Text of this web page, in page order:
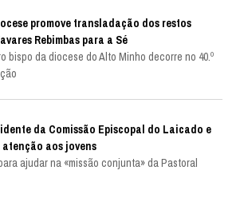
promove transladação dos restos
Rebimbas para a Sé
bispo da diocese do Alto Minho decorre no 40.º
da Comissão Episcopal do Laicado e
aos jovens
ajudar na «missão conjunta» da Pastoral